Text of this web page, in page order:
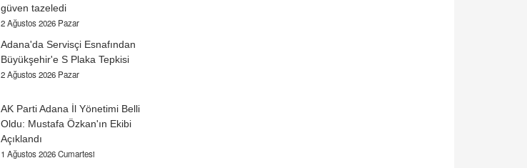
güven tazeledi
2 Ağustos 2026 Pazar
Adana'da Servisçi Esnafından
Büyükşehir'e S Plaka Tepkisi
2 Ağustos 2026 Pazar
AK Parti Adana İl Yönetimi Belli
Oldu: Mustafa Özkan'ın Ekibi
Açıklandı
1 Ağustos 2026 Cumartesi